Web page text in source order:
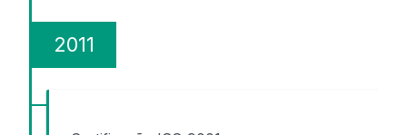
2011